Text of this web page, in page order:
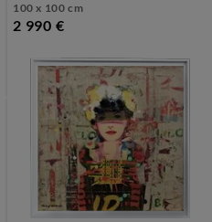
100 x 100 cm
2 990 €